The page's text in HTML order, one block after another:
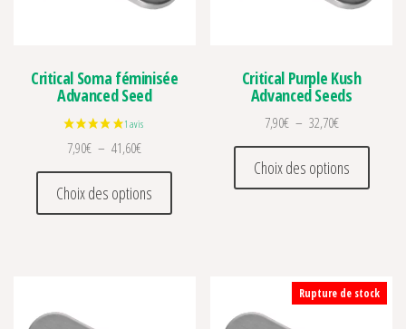
Critical Soma féminisée
Advanced Seed
7,90€ – 41,60€Plage de prix : 7,90€ à 41,60€
Choix des options
Ce produit a plusieurs variations. Les
Critical Purple Kush
Advanced Seeds
7,90€ – 32,70€Plage de prix
Choix des options
Ce
Rupture de stock